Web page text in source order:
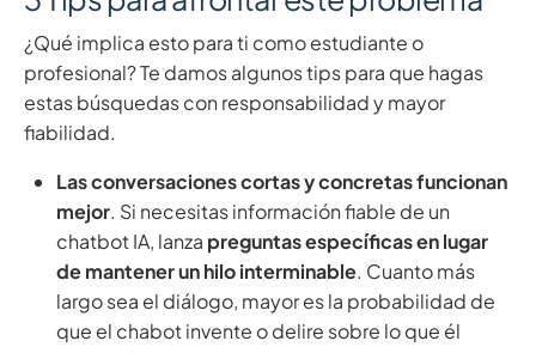
¿Qué implica esto para ti como estudiante o
profesional? Te damos algunos tips para que hagas
estas búsquedas con responsabilidad y mayor
fiabilidad.
Las conversaciones cortas y concretas funcionan
mejor. Si necesitas información fiable de un
chatbot IA, lanza preguntas específicas en lugar
de mantener un hilo interminable. Cuanto más
largo sea el diálogo, mayor es la probabilidad de
que el chabot invente o delire sobre lo que él